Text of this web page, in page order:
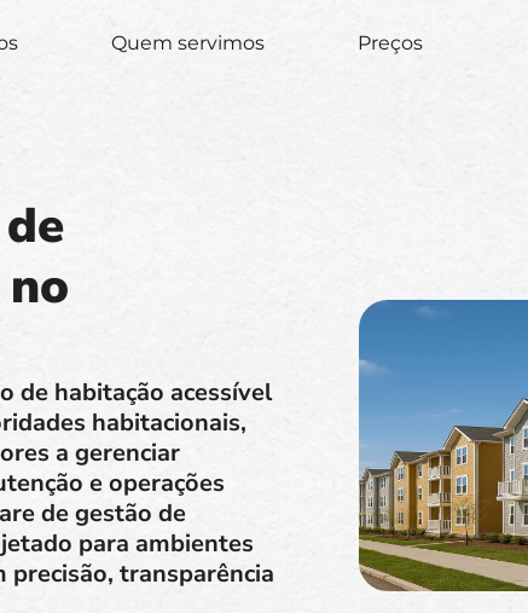
Quem servimos Preços
de habitação acessível
habitacionais,
a gerenciar
e operações
de gestão de
para ambientes
transparência